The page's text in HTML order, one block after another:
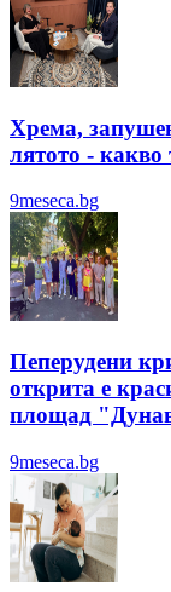
Хрема,
лятотo - какво
9meseca.bg
Пеперудени
открита е
площад
9meseca.bg